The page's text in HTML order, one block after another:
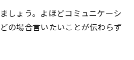
しょう。よほどコミュニケーシ
の場合言いたいことが伝わらず